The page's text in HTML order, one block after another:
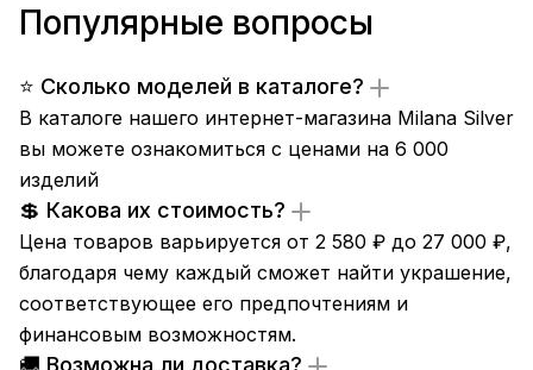
Популярные вопросы
⭐ Сколько моделей в каталоге?
В каталоге нашего интернет-магазина Milana Silver
вы можете ознакомиться с ценами на 6 000
изделий
💲 Какова их стоимость?
Цена товаров варьируется от 2 580 ₽ до 27 000 ₽,
благодаря чему каждый сможет найти украшение,
соответствующее его предпочтениям и
финансовым возможностям.
🚚 Возможна ли доставка?